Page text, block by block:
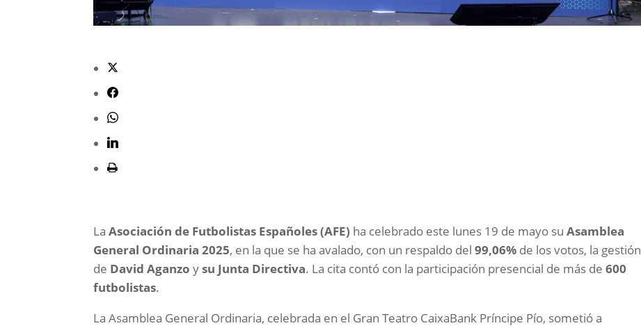
LaAsociación de Futbolistas Españoles (AFE) ha celebrado este lunes 19 de mayo suAsamblea
General Ordinaria 2025, en la que se ha avalado, con un respaldo del99,06% de los votos, la gestión
de David Aganzo ysu Junta Directiva. La cita contó con la participación presencial de más de600
futbolistas.
La Asamblea General Ordinaria, celebrada en el Gran Teatro CaixaBank Príncipe Pío, sometió a